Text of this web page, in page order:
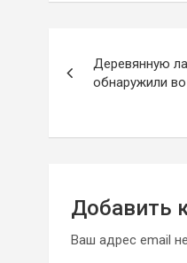
по
Деревянную
обнаружили
Добавить
Ваш адрес email